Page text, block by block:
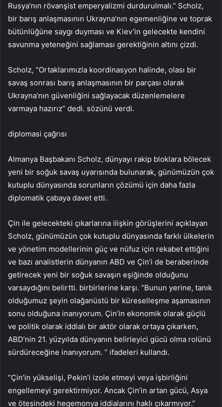
Rusya’nın rövanşist emperyalizmi durdurulmalı.” Scholz,
bir barış anlaşmasının Ukrayna’nın egemenliğine ve toprak
bütünlüğüne saygı duyması ve Kiev’in gelecekte kendini
savunma yeteneğini sağlaması gerektiğinin altını çizdi.
Scholz, “Ortaklarımızla koordinasyon halinde, olası bir
savaş sonrası barış anlaşmasının bir parçası olarak
Ukrayna’nın güvenliğini sağlayacak düzenlemelere
varmaya hazırız” dedi. sözünü verdi.
diplomasi çağrısı
Almanya Başbakanı Scholz, dünyayı rakip bloklara bölecek
yeni bir soğuk savaş uyarısında bulunarak, günümüzün çok
kutuplu dünyasında sorunların çözümü için daha fazla
diplomatik çabaya davet etti.
Çin ile gelecekteki çıkarlarına ilişkin görüşlerini açıklayan
Scholz, günümüzün çok kutuplu dünyasında farklı ülkelerin
ve yönetim modellerinin güç ve nüfuz için rekabet ettiğini
ve bazı analistlerin dünyanın ABD ve Çin’i de beraberinde
getirecek yeni bir soğuk savaşın eşiğinde olduğunu
varsaydığını belirtti. birbirlerine karşı. “Bunun yerine, tanık
olduğumuz şeyin olağanüstü bir küreselleşme aşamasının
sonu olduğuna inanıyorum. Çin’in ekonomik olarak güçlü
ve politik olarak iddialı bir aktör olarak ortaya çıkarken,
ABD’nin 21. yüzyılda dünyanın belirleyici gücü olma rolünü
sürdüreceğine inanıyorum. ” ifadeleri kullandı.
“Çin’in yükselişi, Pekin’i izole etmeyi veya işbirliğini
engellemeyi gerektirmiyor. Ancak Çin’in artan gücü, Asya
ve ötesindeki hegemonya iddialarını haklı çıkarmıyor.”